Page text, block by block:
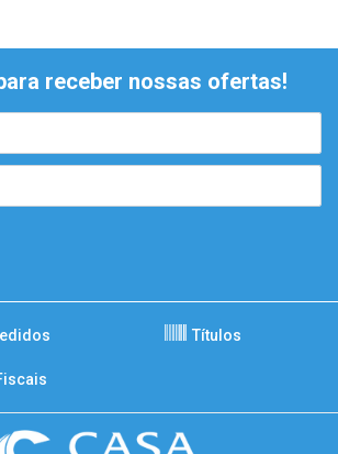
receber nossas ofertas!
Títulos